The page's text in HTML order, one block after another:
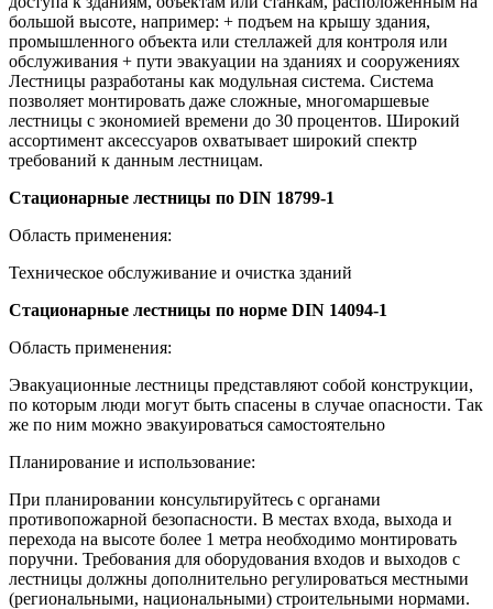
большой высоте, например: + подъем на крышу здания,
промышленного объекта или стеллажей для контроля или
обслуживания + пути эвакуации на зданиях и сооружениях
Лестницы разработаны как модульная система. Система
позволяет монтировать даже сложные, многомаршевые
лестницы с экономией времени до 30 процентов. Широкий
ассортимент аксессуаров охватывает широкий спектр
требований к данным лестницам.
Стационарные лестницы по DIN 18799-1
Область применения:
Техническое обслуживание и очистка зданий
Стационарные лестницы по норме DIN 14094-1
Область применения:
Эвакуационные лестницы представляют собой конструкции,
по которым люди могут быть спасены в случае опасности. Так
же по ним можно эвакуироваться самостоятельно
Планирование и использование:
При планировании консультируйтесь с органами
противопожарной безопасности. В местах входа, выхода и
перехода на высоте более 1 метра необходимо монтировать
поручни. Требования для оборудования входов и выходов с
лестницы должны дополнительно регулироваться местными
(региональными, национальными) строительными нормами.